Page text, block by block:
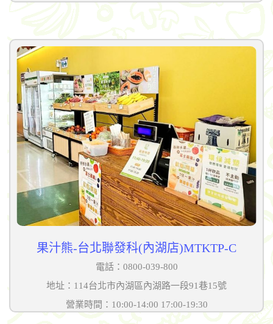
果汁熊-台北聯發科(內湖店)MTKTP-C
電話：0800-039-800
地址：114台北市內湖區內湖路一段91巷15號
營業時間：10:00-14:00 17:00-19:30